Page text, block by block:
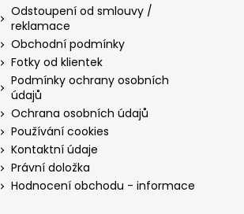
Odstoupení od smlouvy /
reklamace
Obchodní podmínky
Fotky od klientek
Podmínky ochrany osobních
údajů
Ochrana osobních údajů
Používání cookies
Kontaktní údaje
Právní doložka
Hodnocení obchodu - informace